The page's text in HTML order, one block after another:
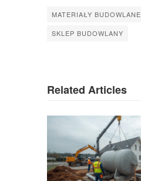
MATERIAŁY BUDOWLANE
SKLEP BUDOWLANY
Related Articles